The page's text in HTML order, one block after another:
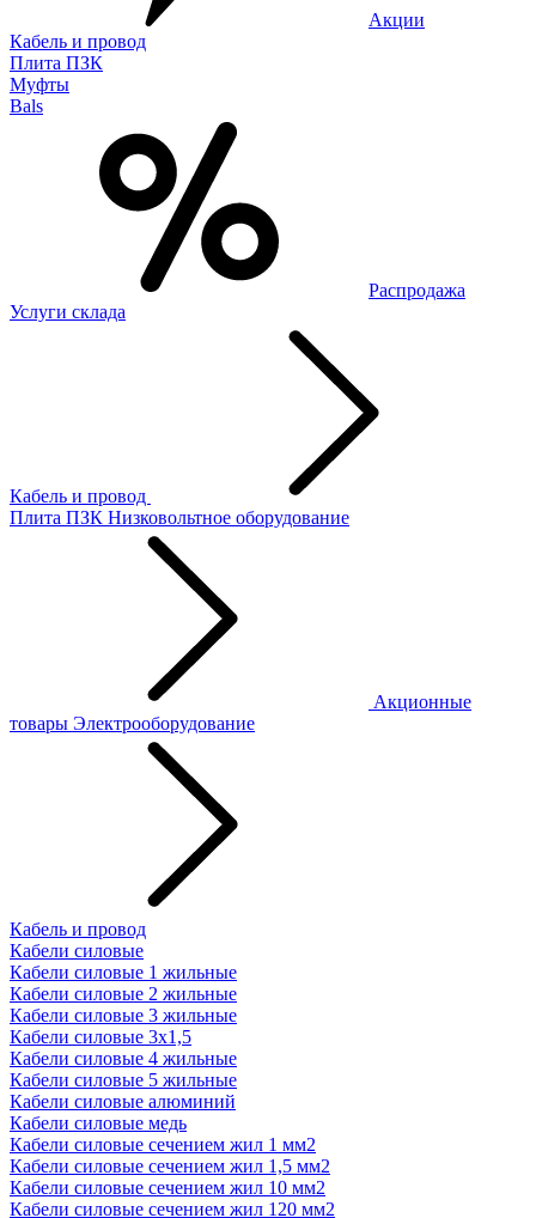
Акции
Кабель и провод
Плита ПЗК
Муфты
Bals
Распродажа
Услуги склада
Кабель и провод
Плита ПЗК Низковольтное оборудование
Акционные
товары Электрооборудование
Кабель и провод
Кабели силовые
Кабели силовые 1 жильные
Кабели силовые 2 жильные
Кабели силовые 3 жильные
Кабели силовые 3х1,5
Кабели силовые 4 жильные
Кабели силовые 5 жильные
Кабели силовые алюминий
Кабели силовые медь
Кабели силовые сечением жил 1 мм2
Кабели силовые сечением жил 1,5 мм2
Кабели силовые сечением жил 10 мм2
Кабели силовые сечением жил 120 мм2